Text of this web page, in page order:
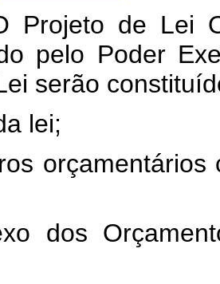
Projeto de Lei
pelo Poder
serão
lei;
dos